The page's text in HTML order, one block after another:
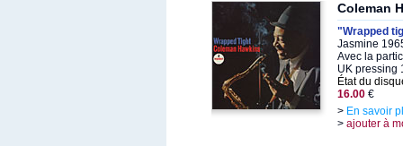
Coleman
"Wrapped
Jasmine
Avec la
UK pressing
État du
16.00 €
> En savoir
> ajouter à